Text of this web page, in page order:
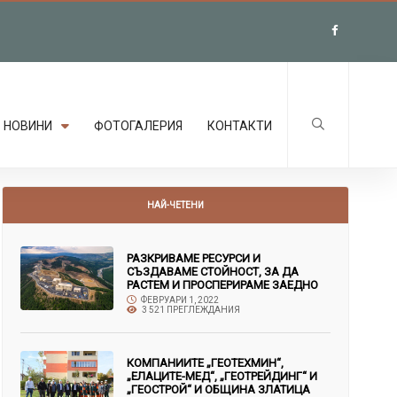
НОВИНИ ФОТОГАЛЕРИЯ КОНТАКТИ
НАЙ-ЧЕТЕНИ
РАЗКРИВАМЕ РЕСУРСИ И
СЪЗДАВАМЕ СТОЙНОСТ, ЗА ДА
РАСТЕМ И ПРОСПЕРИРАМЕ ЗАЕДНО
ФЕВРУАРИ 1, 2022
3 521 ПРЕГЛЕЖДАНИЯ
КОМПАНИИТЕ „ГЕОТЕХМИН“,
„ЕЛАЦИТЕ-МЕД“, „ГЕОТРЕЙДИНГ“ И
„ГЕОСТРОЙ“ И ОБЩИНА ЗЛАТИЦА